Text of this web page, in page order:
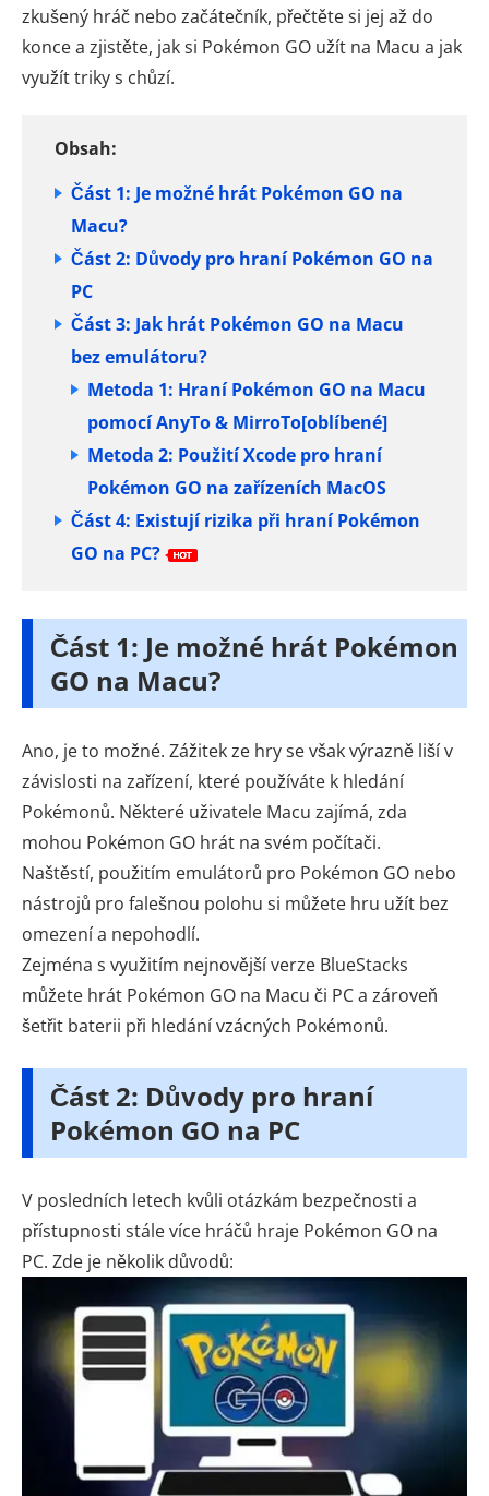
zkušený hráč nebo začátečník, přečtěte si jej až do
konce a zjistěte, jak si Pokémon GO užít na Macu a jak
využít triky s chůzí.
Obsah:
Část 1: Je možné hrát Pokémon GO na
Macu?
Část 2: Důvody pro hraní Pokémon GO na
PC
Část 3: Jak hrát Pokémon GO na Macu
bez emulátoru?
Metoda 1: Hraní Pokémon GO na Macu
pomocí AnyTo & MirroTo[oblíbené]
Metoda 2: Použití Xcode pro hraní
Pokémon GO na zařízeních MacOS
Část 4: Existují rizika při hraní Pokémon
GO na PC?
Část 1: Je možné hrát Pokémon
GO na Macu?
Ano, je to možné. Zážitek ze hry se však výrazně liší v
závislosti na zařízení, které používáte k hledání
Pokémonů. Některé uživatele Macu zajímá, zda
mohou Pokémon GO hrát na svém počítači.
Naštěstí, použitím emulátorů pro Pokémon GO nebo
nástrojů pro falešnou polohu si můžete hru užít bez
omezení a nepohodlí.
Zejména s využitím nejnovější verze BlueStacks
můžete hrát Pokémon GO na Macu či PC a zároveň
šetřit baterii při hledání vzácných Pokémonů.
Část 2: Důvody pro hraní
Pokémon GO na PC
V posledních letech kvůli otázkám bezpečnosti a
přístupnosti stále více hráčů hraje Pokémon GO na
PC. Zde je několik důvodů: